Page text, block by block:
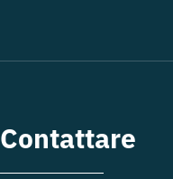
Contattare